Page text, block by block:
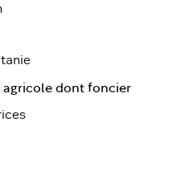
dont foncier